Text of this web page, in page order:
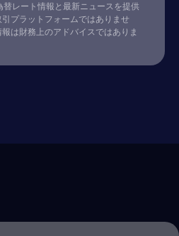
レート情報と最新ニュースを提供
プラットフォームではありませ
は財務上のアドバイスではありま